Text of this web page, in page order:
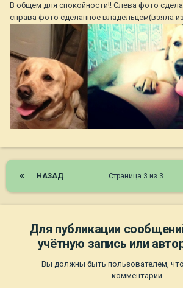
В общем для спокойности!! Слева фото
справа фото сделанное владельцем(взяла
НАЗАД Страница 3 из 3
Для публикации
учётную запись или
Вы должны быть пользователем,
комментарий